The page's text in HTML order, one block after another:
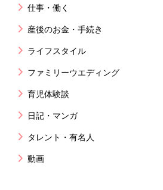
仕事・働く
産後のお金・手続き
ライフスタイル
ファミリーウエディング
育児体験談
日記・マンガ
タレント・有名人
動画